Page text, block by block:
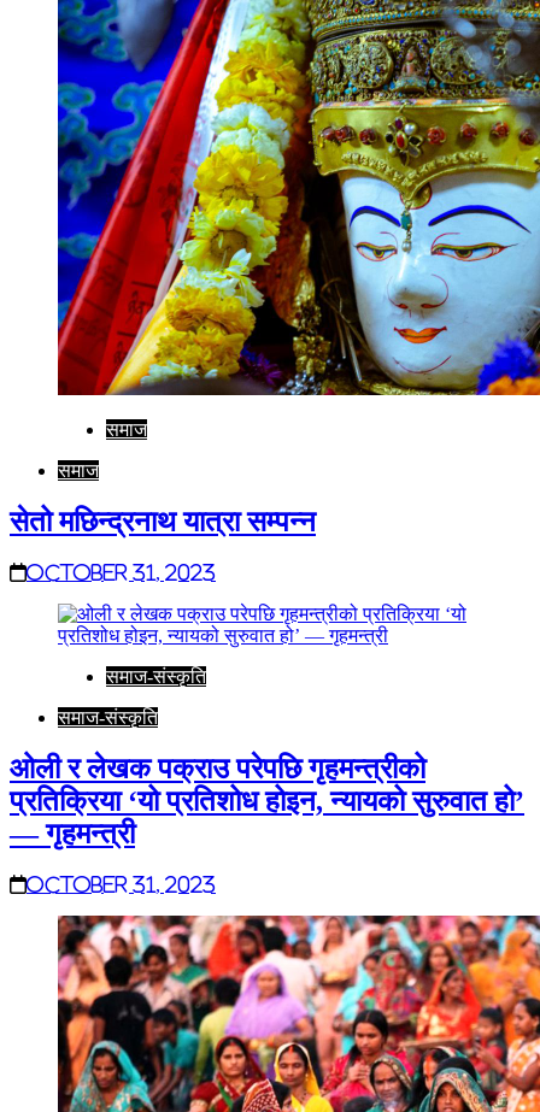
समाज
समाज
सेतो मछिन्द्रनाथ यात्रा सम्पन्न
October 31, 2023
समाज-संस्कृति
समाज-संस्कृति
ओली र लेखक पक्राउ परेपछि गृहमन्त्रीको
प्रतिक्रिया ‘यो प्रतिशोध होइन, न्यायको सुरुवात हो’
— गृहमन्त्री
October 31, 2023